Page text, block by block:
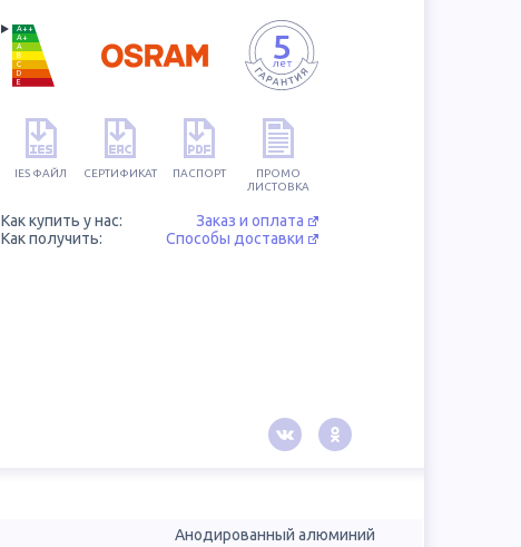
A++
A+
A
B
C
D
E
IES ФАЙЛ СЕРТИФИКАТ ПАСПОРТ
ПРОМО
ЛИСТОВКА
Как купить у нас:
Заказ и оплата
Как получить:
Способы доставки
Анодированный алюминий